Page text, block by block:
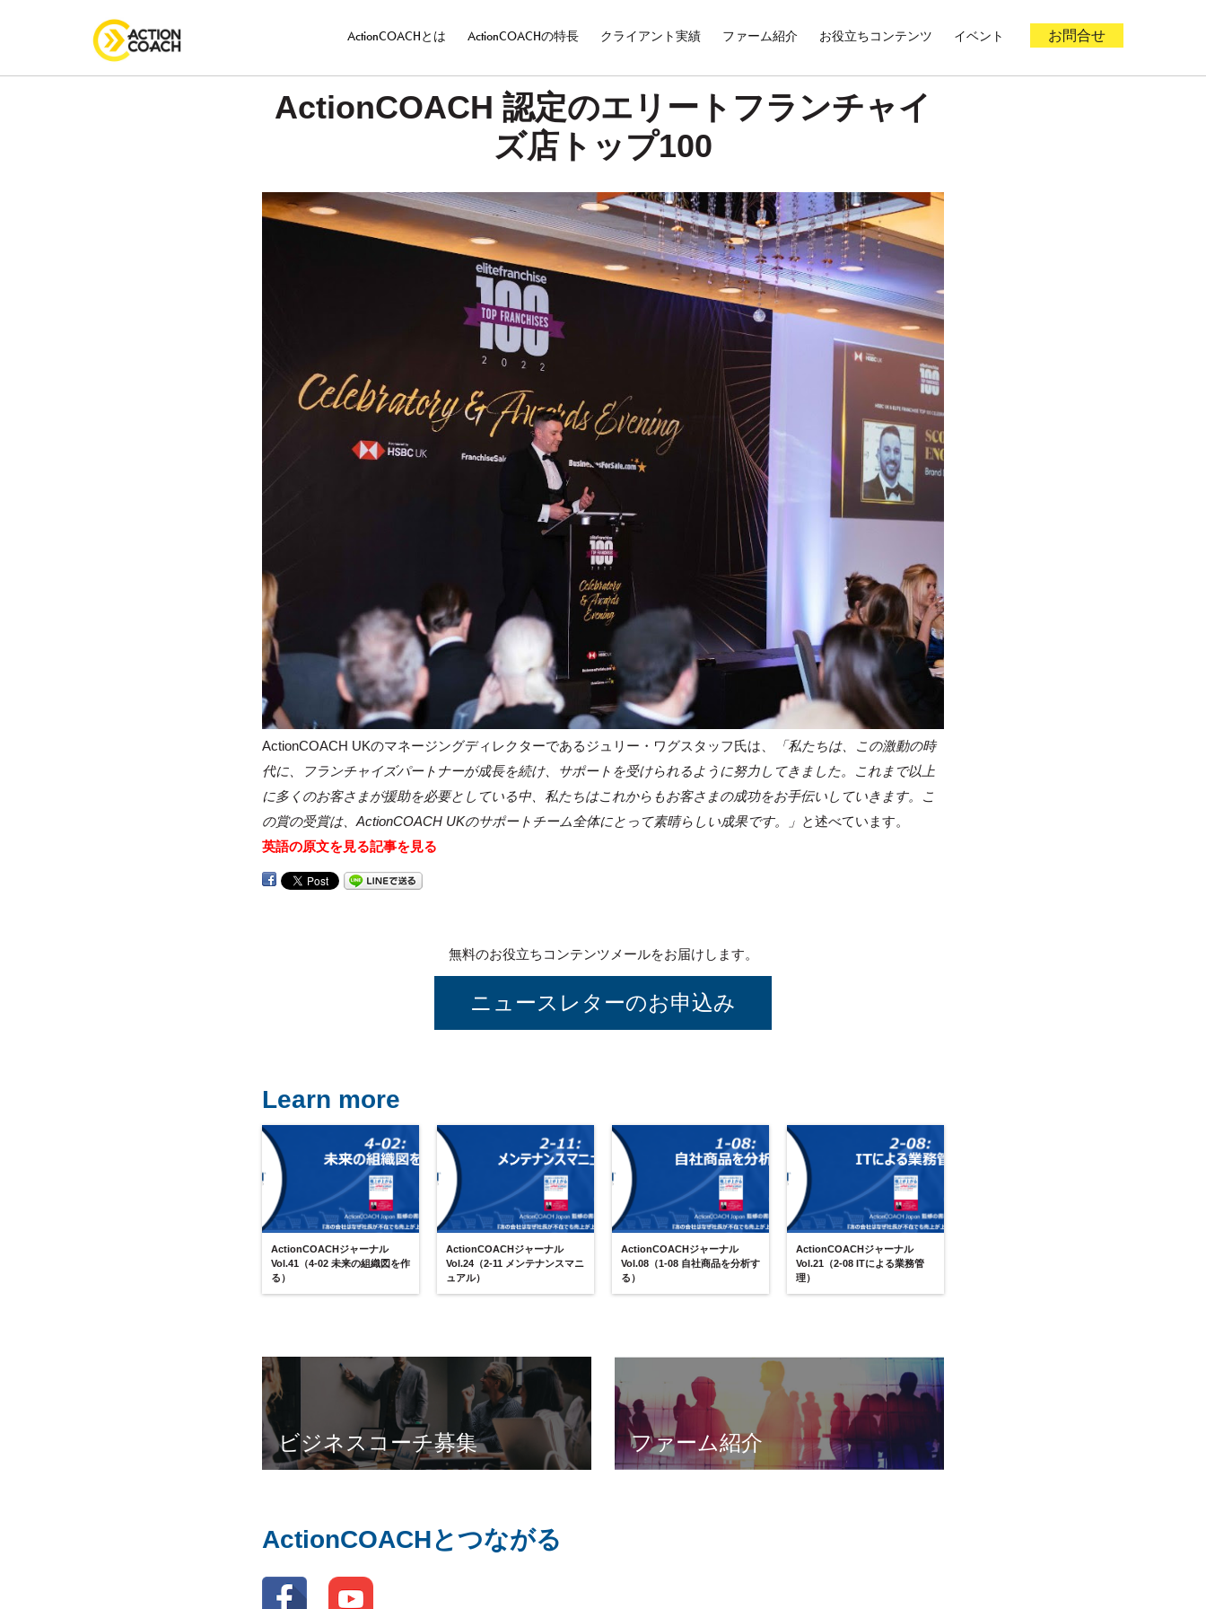
ActionCOACHとは ActionCOACHの特長 クライアント実績 ファーム紹介 お役立ちコンテンツ イベント お問合せ
ActionCOACH 認定のエリートフランチャイ
ズ店トップ100
ActionCOACH UKのマネージングディレクターであるジュリー・ ワグスタッフ氏は、
「私たちは、この激動の時
代に、
フランチャイズパートナーが成長を続け、 サポートを受けられるように努力してきました。
これまで以上
に多くのお客さまが援助を必要としている中、 私たちはこれからもお客さまの成功をお手伝いしていきます。
こ
の賞の受賞は、 ActionCOACH UKのサポートチーム全体にとって素晴らしい成果です。」 と述べています。
英語の原文を見る記事を見る
無料のお役立ちコンテンツメールをお届けします。
ニュースレターのお申込み
Learn more
ActionCOACHジャーナル
Vol.41（4-02 未来の組織図を作
る）
ActionCOACHジャーナル
Vol.24（2-11 メンテナンスマニ
ュアル）
ActionCOACHジャーナル
Vol.08（1-08 自社商品を分析す
る）
ActionCOACHジャーナル
Vol.21（2-08 ITによる業務管
理）
ビジネスコーチ募集 ファーム紹介
ActionCOACHとつながる